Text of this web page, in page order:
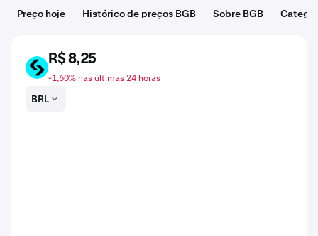
Preço hoje Histórico de preços BGB Sobre BGB
BGB
R$ 8,25
-1,60% nas últimas 24 horas
BRL